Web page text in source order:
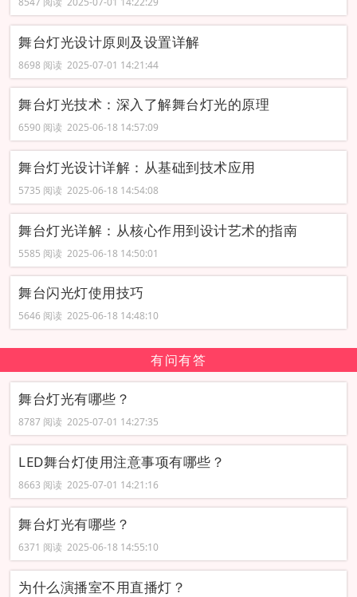
舞台灯光设计原则及设置详解
8698 阅读 2025-07-01 14:21:44
舞台灯光技术：深入了解舞台灯光的原理
6590 阅读 2025-06-18 14:57:09
舞台灯光设计详解：从基础到技术应用
5735 阅读 2025-06-18 14:54:08
舞台灯光详解：从核心作用到设计艺术的指南
5585 阅读 2025-06-18 14:50:01
舞台闪光灯使用技巧
5646 阅读 2025-06-18 14:48:10
有问有答
舞台灯光有哪些？
8787 阅读 2025-07-01 14:27:35
LED舞台灯使用注意事项有哪些？
8663 阅读 2025-07-01 14:21:16
舞台灯光有哪些？
6371 阅读 2025-06-18 14:55:10
为什么演播室不用直播灯？